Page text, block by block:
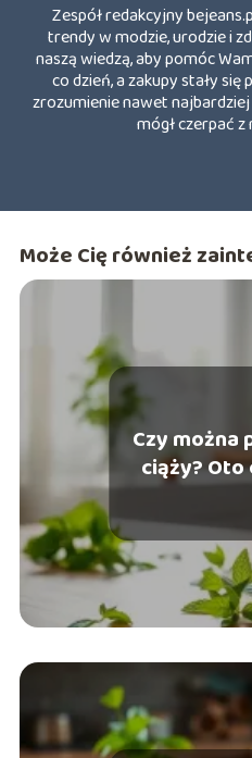
Zespół redakcyjny
trendy w modzie, urodzie i
naszą wiedzą, aby pomóc
co dzień, a zakupy stały
zrozumienie nawet
mógł czerpać z
Może Cię również
Czy można
ciąży?